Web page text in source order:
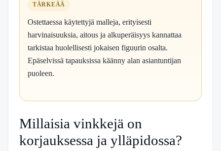
TÄRKEÄÄ
Ostettaessa käytettyjä malleja, erityisesti
harvinaisuuksia, aitous ja alkuperäisyys kannattaa
tarkistaa huolellisesti jokaisen figuurin osalta.
Epäselvissä tapauksissa käänny alan asiantuntijan
puoleen.
Millaisia vinkkejä on
korjauksessa ja ylläpidossa?